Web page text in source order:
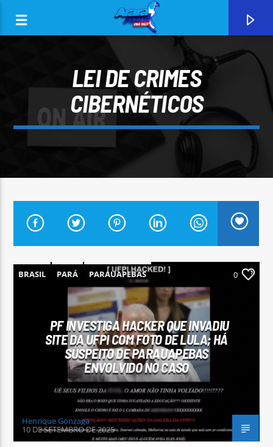
CURRENT TRACK
ARARA AZUL FM 96,9
Arara Azul FM
LEI DE CRIMES
CIBERNÉTICOS
BRASIL PARÁ PARAUAPEBAS 0
PF INVESTIGA HACKER QUE INVADIU
SITE DA UFPI COM FOTO DE LULA; HÁ
SUSPEITO DE PARAUAPEBAS
ENVOLVIDO NO CASO
Henrique Gonzaga
10 DE SETEMBRO DE 2025